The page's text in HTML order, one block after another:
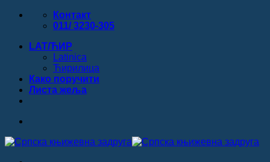
Прескочи
Контакт
011/ 3230-305
LAT/ЋИР
Latinica
Ћирилица
Како поручити
Листa жеља